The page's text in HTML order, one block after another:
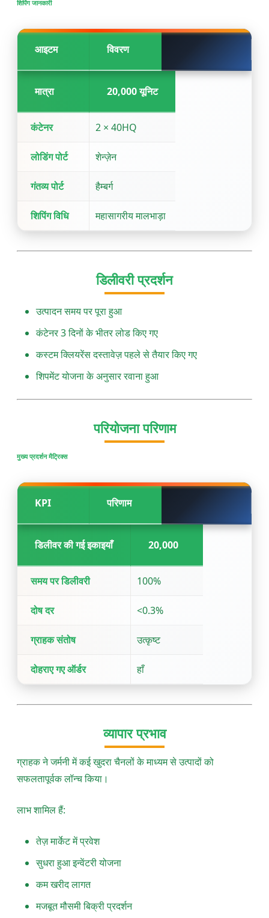
शिपिंग जानकारी
आइटम विवरण
मात्रा 20,000 यूनिट
कंटेनर 2 × 40HQ
लोडिंग पोर्ट शेन्ज़ेन
गंतव्य पोर्ट हैम्बर्ग
शिपिंग विधि महासागरीय मालभाड़ा
डिलीवरी प्रदर्शन
उत्पादन समय पर पूरा हुआ
कंटेनर 3 दिनों के भीतर लोड किए गए
कस्टम क्लियरेंस दस्तावेज़ पहले से तैयार किए गए
शिपमेंट योजना के अनुसार रवाना हुआ
परियोजना परिणाम
मुख्य प्रदर्शन मैट्रिक्स
KPI परिणाम
डिलीवर की गई इकाइयाँ 20,000
समय पर डिलीवरी 100%
दोष दर <0.3%
ग्राहक संतोष उत्कृष्ट
दोहराए गए ऑर्डर हाँ
व्यापार प्रभाव
ग्राहक ने जर्मनी में कई खुदरा चैनलों के माध्यम से उत्पादों को
सफलतापूर्वक लॉन्च किया।
लाभ शामिल हैं:
तेज़ मार्केट में प्रवेश
सुधरा हुआ इन्वेंटरी योजना
कम खरीद लागत
मजबूत मौसमी बिक्री प्रदर्शन